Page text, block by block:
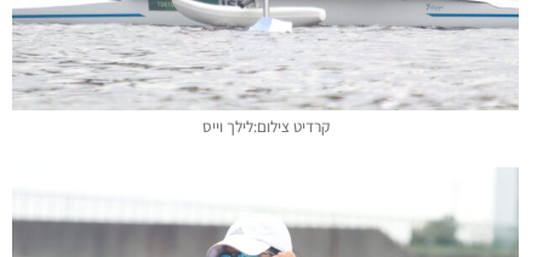
קרדיט צילום:לילך וייס